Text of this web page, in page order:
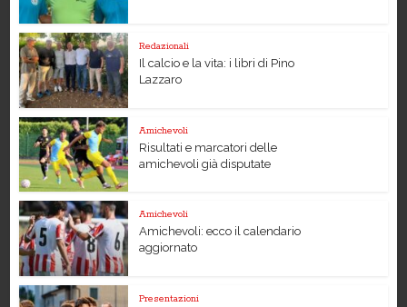
Redazionali
Il calcio e la vita: i libri di Pino
Lazzaro
Amichevoli
Risultati e marcatori delle
amichevoli già disputate
Amichevoli
Amichevoli: ecco il calendario
aggiornato
Presentazioni